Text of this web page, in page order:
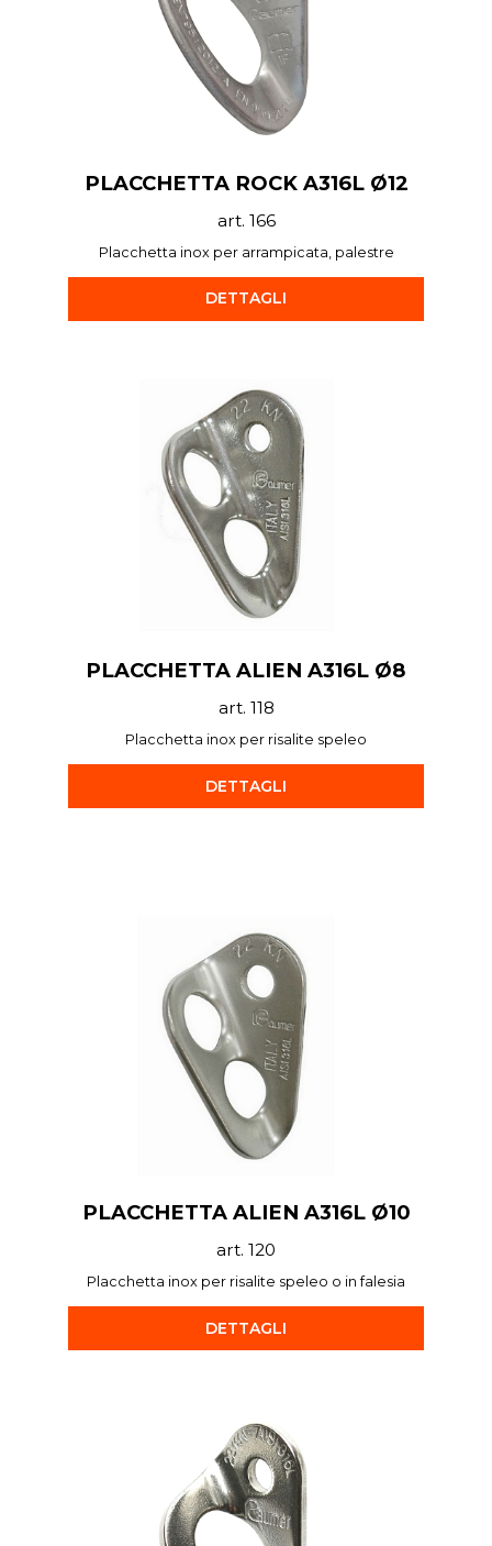
PLACCHETTA ROCK A316L Ø12
art. 166
Placchetta inox per arrampicata, palestre
DETTAGLI
PLACCHETTA ALIEN A316L Ø8
art. 118
Placchetta inox per risalite speleo
DETTAGLI
PLACCHETTA ALIEN A316L Ø10
art. 120
Placchetta inox per risalite speleo o in falesia
DETTAGLI